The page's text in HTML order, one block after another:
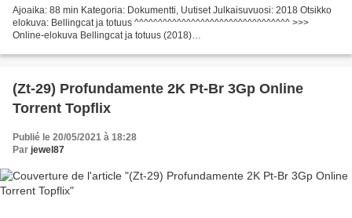
Ajoaika: 88 min Kategoria: Dokumentti, Uutiset Julkaisuvuosi: 2018 Otsikko
elokuva: Bellingcat ja totuus ^^^^^^^^^^^^^^^^^^^^^^^^^^^^^^^^^ >>>
Online-elokuva Bellingcat ja totuus (2018)
(Zt-29) Profundamente 2K Pt-Br 3Gp Online
Torrent Topflix
Publié le 20/05/2021 à 18:28
Par jewel87